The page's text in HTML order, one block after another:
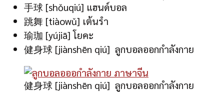
手球 [shǒuqiú] แฮนด์บอล
跳舞 [tiàowǔ] เต้นรำ
瑜珈 [yújiā] โยคะ
健身球 [jiànshēn qiú] ลูกบอลออกกำลังกาย
健身球 [jiànshēn qiú] ลูกบอลออกกำลังกาย